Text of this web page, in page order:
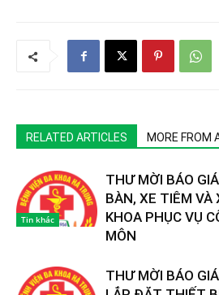
RELATED ARTICLES MORE FROM
Tin khác
THƯ MỜI BÁO
BÀN, XE TIÊM VÀ
KHOA PHỤC VỤ
MÔN
THƯ MỜI BÁO